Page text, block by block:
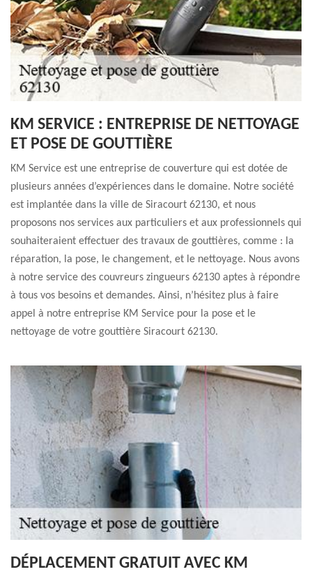
KM SERVICE : ENTREPRISE DE NETTOYAGE
ET POSE DE GOUTTIÈRE
KM Service est une entreprise de couverture qui est dotée de
plusieurs années d’expériences dans le domaine. Notre société
est implantée dans la ville de Siracourt 62130, et nous
proposons nos services aux particuliers et aux professionnels qui
souhaiteraient effectuer des travaux de gouttières, comme : la
réparation, la pose, le changement, et le nettoyage. Nous avons
à notre service des couvreurs zingueurs 62130 aptes à répondre
à tous vos besoins et demandes. Ainsi, n’hésitez plus à faire
appel à notre entreprise KM Service pour la pose et le
nettoyage de votre gouttière Siracourt 62130.
DÉPLACEMENT GRATUIT AVEC KM